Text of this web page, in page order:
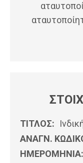
ΤΙΤΛΟΣ:
ΑΝΑΓΝ.
ΗΜΕΡΟΜΗΝΊΑ: